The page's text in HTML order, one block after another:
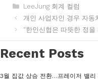
카
테
고
리
LeeJung 회계 컬럼
개인 사업자인 경우 자동
“한인신협은 따뜻한 정을
Recent Posts
3월 집값 상승 전환…프레이저 밸리